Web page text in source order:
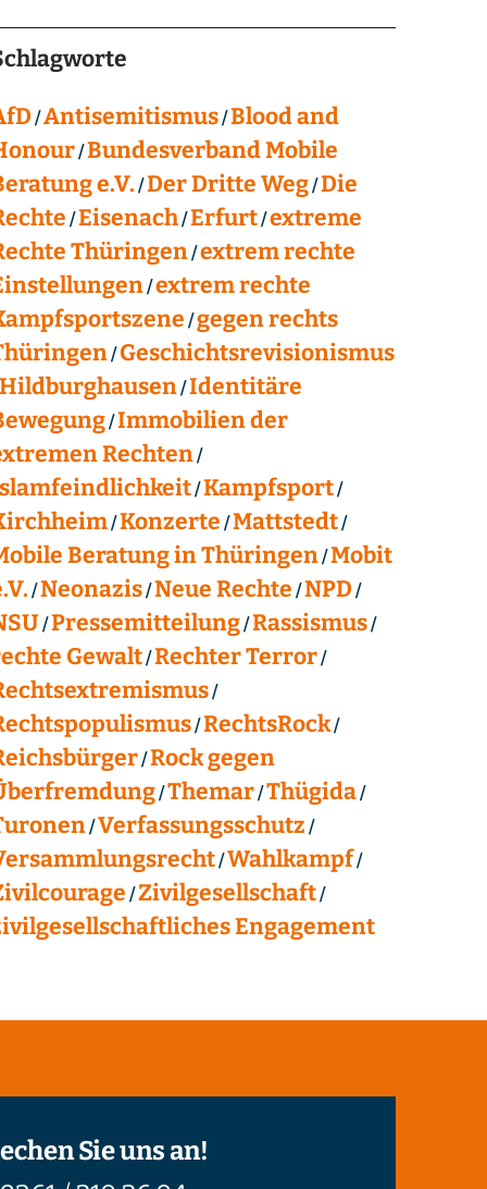
Antisemitismus Blood and
Bundesverband Mobile
e.V. Der Dritte Weg Die
Eisenach Erfurt extreme
Thüringen extrem rechte
extrem rechte
gegen rechts
Geschichtsrevisionismus
Identitäre
Immobilien der
Rechten
Kampfsport
Konzerte Mattstedt
Beratung in Thüringen Mobit
Neonazis Neue Rechte NPD
Pressemitteilung Rassismus
Gewalt Rechter Terror
RechtsRock
Rock gegen
Themar Thügida
Verfassungsschutz
Wahlkampf
Zivilgesellschaft
Engagement
Sie uns an!